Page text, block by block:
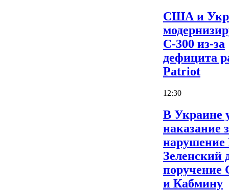
США и
С-300 из-за
дефицита
Patriot
12:30
В Украине
наказание
Зеленский
и Кабмину